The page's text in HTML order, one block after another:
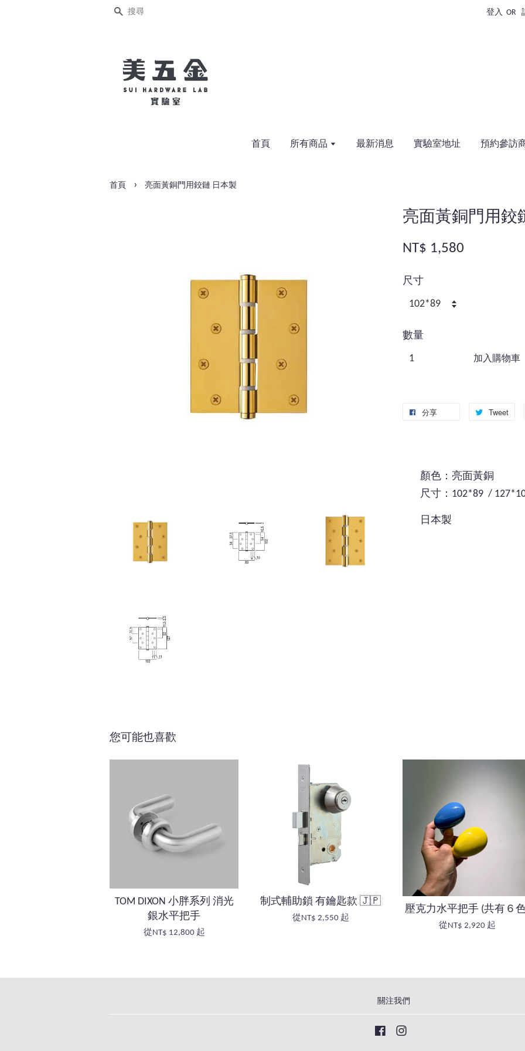
搜尋 登入 OR
首頁 所有商品 最新消息 實驗室地址 預約參訪
首頁 › 亮面黃銅門用鉸鏈 日本製
亮面黃銅門用鉸
NT$ 1,580
尺寸
數量
加入購物車
分享 Tweet
顏色：亮面黃銅
尺寸：102*89 /
日本製
您可能也喜歡
TOM DIXON 小胖系列 消光
銀水平把手
從 NT$ 12,800 起
制式輔助鎖 有鑰匙款 🇯🇵
從 NT$ 2,550 起
壓克力水平把手 (共有６
從 NT$ 2,920 起
關注我們
Facebook